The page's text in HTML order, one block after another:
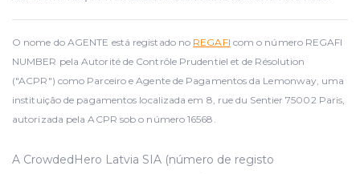
O nome do AGENTE está registado no REGAFI com o número REGAFI
NUMBER pela Autorité de Contrôle Prudentiel et de Résolution
("ACPR") como Parceiro e Agente de Pagamentos da Lemonway, uma
instituição de pagamentos localizada em 8, rue du Sentier 75002 Paris,
autorizada pela ACPR sob o número 16568.
A CrowdedHero Latvia SIA (número de registo